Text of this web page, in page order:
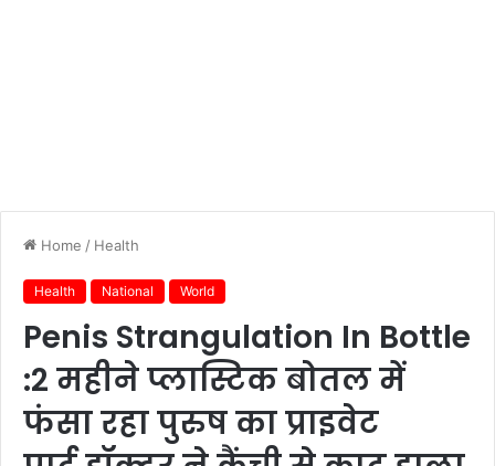
Home / Health
Health National World
Penis Strangulation In Bottle
:2 महीने प्लास्टिक बोतल में
फंसा रहा पुरुष का प्राइवेट